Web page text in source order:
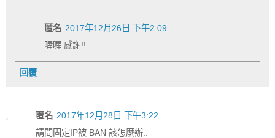
匿名 2017年12月26日 下午2:09
喔喔 感謝!!
回覆
匿名 2017年12月28日 下午3:22
請問固定IP被 BAN 該怎麼辦..